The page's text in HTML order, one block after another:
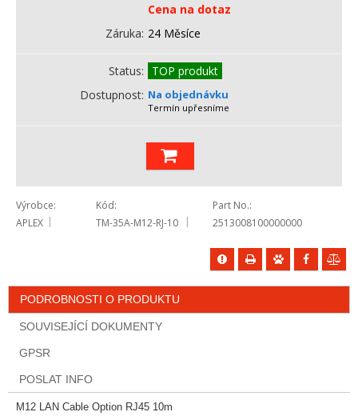
Cena na dotaz
Záruka 24 Měsíce
Status
TOP produkt
Dostupnost Na objednávku
Termín upřesníme
Výrobce
APLEX
Kód
TM-35A-M12-RJ-10
Part No.
2513008100000000
PODROBNOSTI O PRODUKTU
SOUVISEJÍCÍ DOKUMENTY
GPSR
POSLAT INFO
M12 LAN Cable Option RJ45 10m